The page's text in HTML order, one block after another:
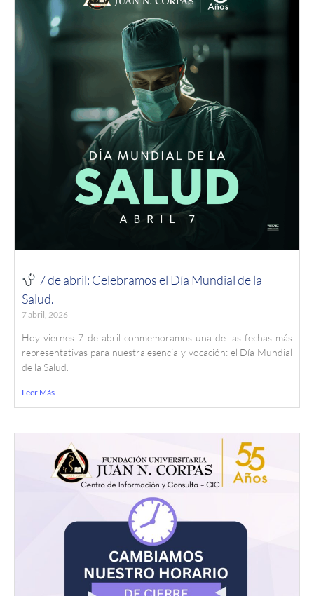
7 de abril: Celebramos el Día Mundial de la
Salud.
7 abril, 2026
Hoy viernes 7 de abril conmemoramos una de las fechas más
representativas para nuestra esencia y vocación: el Día Mundial
de la Salud.
Leer Más